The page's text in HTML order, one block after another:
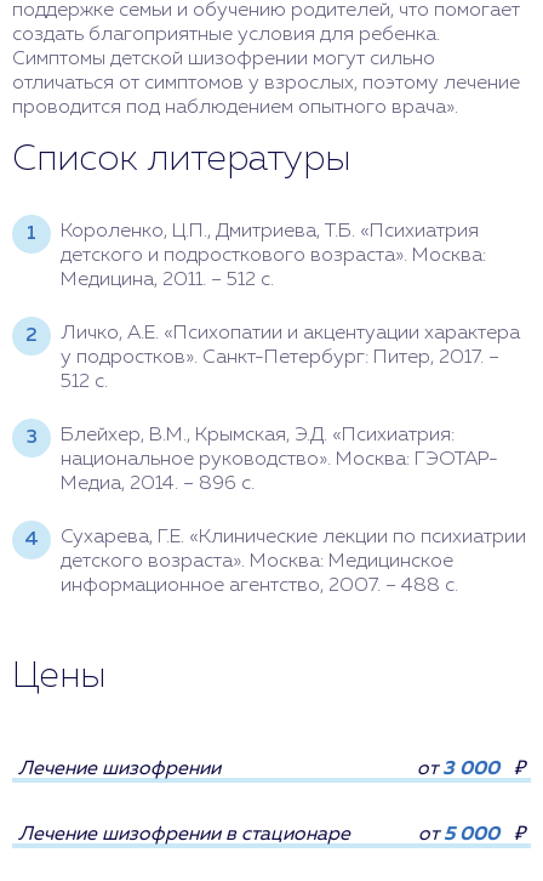
поддержке семьи и обучению родителей, что помогает
создать благоприятные условия для ребенка.
Симптомы детской шизофрении могут сильно
отличаться от симптомов у взрослых, поэтому лечение
проводится под наблюдением опытного врача».
Список литературы
Короленко, Ц.П., Дмитриева, Т.Б. «Психиатрия
детского и подросткового возраста». Москва:
Медицина, 2011. – 512 с.
Личко, А.Е. «Психопатии и акцентуации характера
у подростков». Санкт-Петербург: Питер, 2017. –
512 с.
Блейхер, В.М., Крымская, Э.Д. «Психиатрия:
национальное руководство». Москва: ГЭОТАР-
Медиа, 2014. – 896 с.
Сухарева, Г.Е. «Клинические лекции по психиатрии
детского возраста». Москва: Медицинское
информационное агентство, 2007. – 488 с.
Цены
Лечение шизофрении от3 000 ₽
Лечение шизофрении в стационаре от5 000 ₽